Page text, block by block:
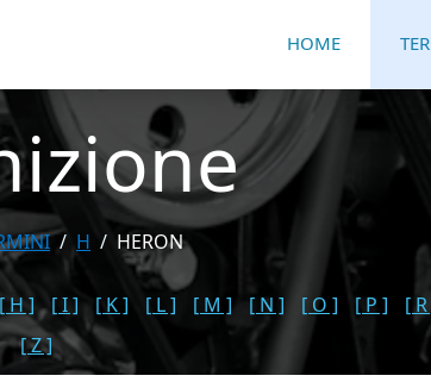
HOME
H HERON
[ H ] [ I ] [ K ] [ L ] [ M ] [ N ] [ O ] [ P ] [
[ Z ]